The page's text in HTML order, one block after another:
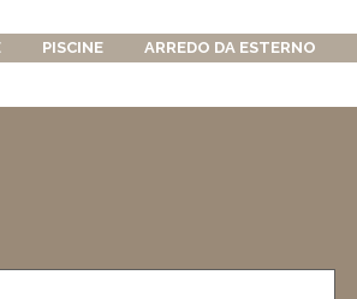
PISCINE ARREDO DA ESTERNO